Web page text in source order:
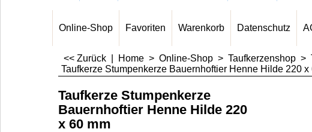
Online-Shop Favoriten Warenkorb Datenschutz
<< Zurück Home > Online-Shop > Taufkerzenshop >
Taufkerze Stumpenkerze Bauernhoftier Henne Hilde 220 x
Taufkerze Stumpenkerze
Bauernhoftier Henne Hilde 220
x 60 mm